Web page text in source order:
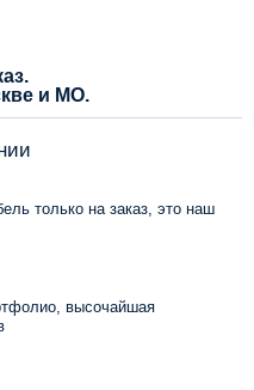
и МО.
только на заказ, это наш
высочайшая